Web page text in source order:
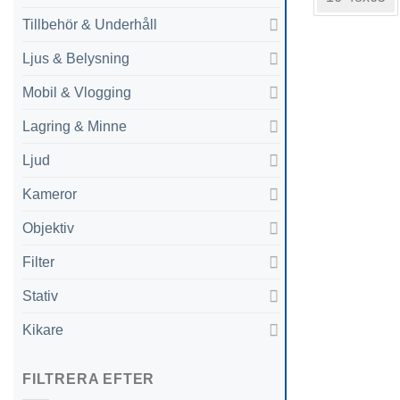
Tillbehör & Underhåll
Ljus & Belysning
Mobil & Vlogging
Lagring & Minne
Ljud
Kameror
Objektiv
Filter
Stativ
Kikare
FILTRERA EFTER
har